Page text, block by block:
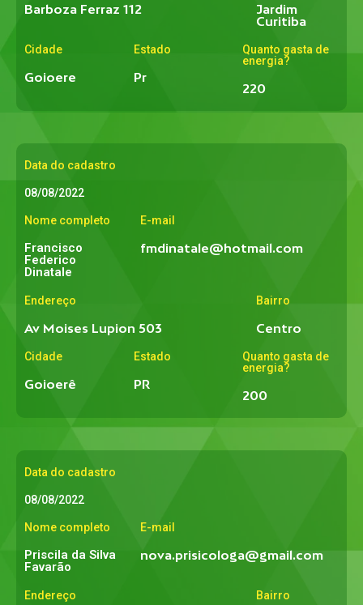
Barboza Ferraz 112
Jardim
Curitiba
Cidade
Goioere
Estado
Pr
Quanto gasta de
energia?
220
Data do cadastro
08/08/2022
Nome completo
Francisco
Federico
Dinatale
E-mail
fmdinatale@hotmail.com
Endereço
Av Moises Lupion 503
Bairro
Centro
Cidade
Goioerê
Estado
PR
Quanto gasta de
energia?
200
Data do cadastro
08/08/2022
Nome completo
Priscila da Silva
Favarão
E-mail
nova.prisicologa@gmail.com
Endereço Bairro